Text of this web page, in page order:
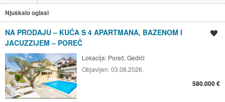
Njuškalo oglasi
NA PRODAJU – KUĆA S 4 APARTMANA, BAZENOM I
JACUZZIJEM – POREČ
Lokacija: Poreč, Gedići
Objavljen:03.08.2026.
580.000 €